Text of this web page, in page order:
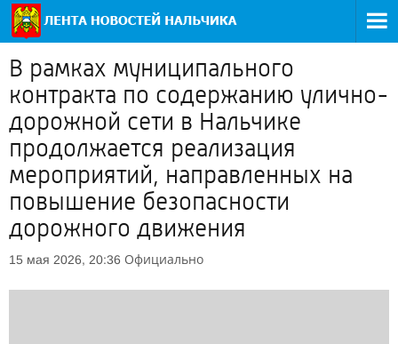
В рамках муниципального
контракта по содержанию улично-
дорожной сети в Нальчике
продолжается реализация
мероприятий, направленных на
повышение безопасности
дорожного движения
15 мая 2026, 20:36 Официально